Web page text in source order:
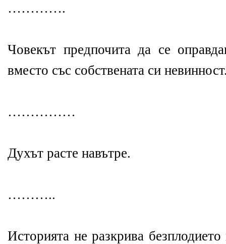
………….
Човекът предпочита да се
вместо със собствената си
……………
Духът расте навътре.
………..
Историята не разкрива безплодието